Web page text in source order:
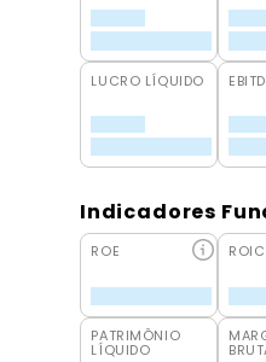
LUCRO LÍQUIDO
Indicadores
ROE ROIC
PATRIMÔNIO
LÍQUIDO